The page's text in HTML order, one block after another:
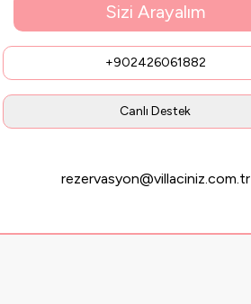
Sizi Arayalım
+902426061882
Canlı Destek
rezervasyon@villaciniz.com.tr